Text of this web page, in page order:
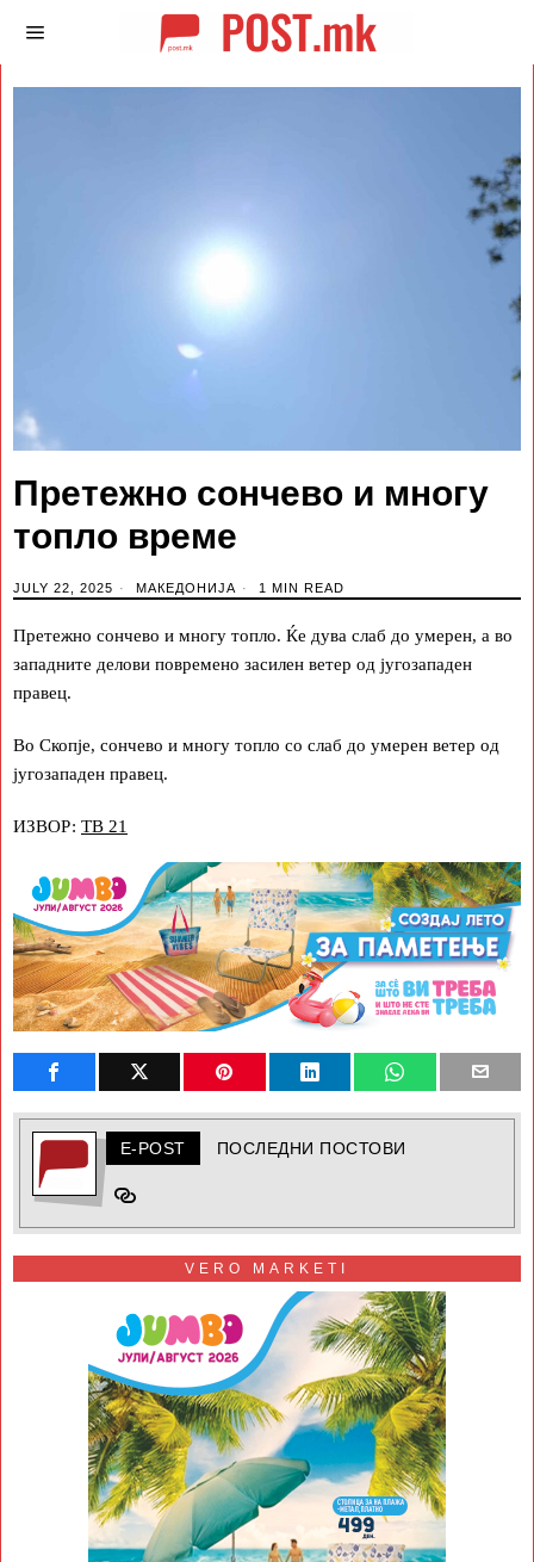
Претежно сончево и многу
топло време
JULY 22, 2025 МАКЕДОНИЈА 1 MIN READ
Претежно сончево и многу топло. Ќе дува слаб до умерен, а во
западните делови повремено засилен ветер од југозападен
правец.
Во Скопје, сончево и многу топло со слаб до умерен ветер од
југозападен правец.
ИЗВОР: ТВ 21
E-POST ПОСЛЕДНИ ПОСТОВИ
VERO MARKETI